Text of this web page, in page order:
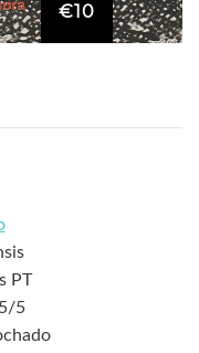
€10
PT
5